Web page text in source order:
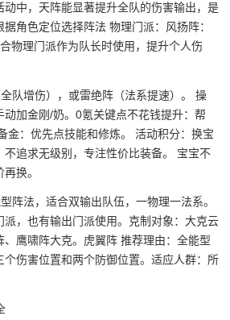
中，天阵能显著提升全队的伤害输出，是
角色定位选择阵法 物理门派：风扬阵：
物理门派作为队长时使用，提升个人伤
队增伤），或雷绝阵（法系提速）。 操
加金刚/奶。0氪关键点不花钱提升：帮
金：优先点技能和修炼。 活动积分：换宝
追求无级别，专注性价比装备。 宝宝不
换。
阵法，适合双输出队伍，一物理一法系。
，也有输出门派使用。克制对象：大克云
鹰啸阵大克。虎翼阵 推荐理由：全能型
个伤害位置和两个防御位置。适应人群：所